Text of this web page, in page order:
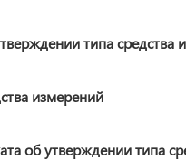
типа средства
измерений
об утверждении типа